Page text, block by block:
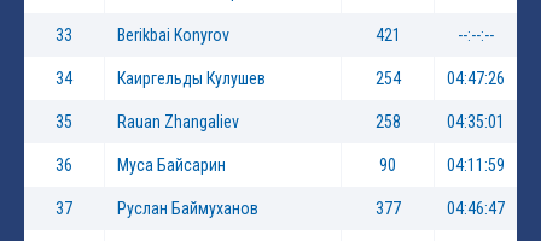
33 Berikbai Konyrov 421 --:--:--
34 Каиргельды Кулушев 254 04:47:26
35 Rauan Zhangaliev 258 04:35:01
36 Mуса Байсарин 90 04:11:59
37 Руслан Баймуханов 377 04:46:47